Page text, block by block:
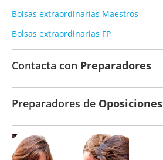
Bolsas extraordinarias Maestros
Bolsas extraordinarias FP
Contacta con Preparadores
Preparadores de Oposiciones